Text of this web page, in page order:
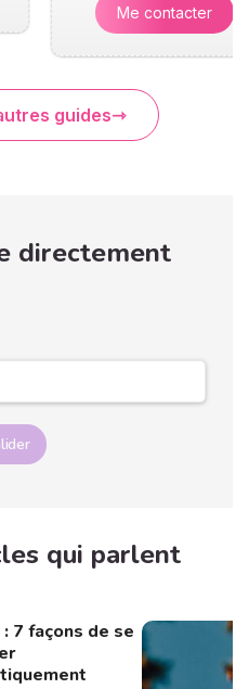
Me contacter
guides
directement
qui parlent
7 façons de se